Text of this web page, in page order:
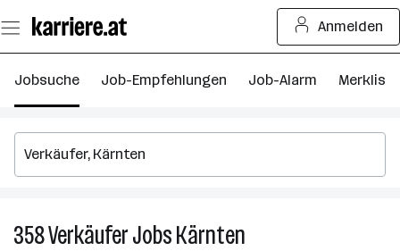
Seiteninhalt
springen
Anmelden
Jobsuche Job-Empfehlungen Job-Alarm Merkliste
358VerkäuferJobsKärnten